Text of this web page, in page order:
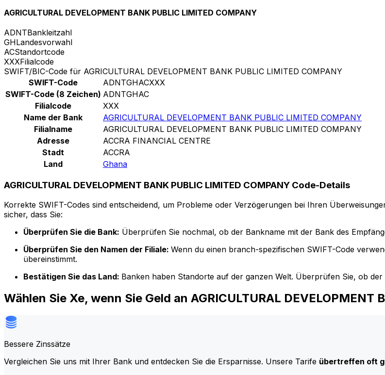
AGRICULTURAL DEVELOPMENT BANK PUBLIC LIMITED COMPANY
ADNTBankleitzahl
GHLandesvorwahl
ACStandortcode
XXXFilialcode
SWIFT/BIC-Code für AGRICULTURAL DEVELOPMENT BANK PUBLIC LIMITED COMPANY
SWIFT-Code
ADNTGHACXXX
SWIFT-Code (8 Zeichen) ADNTGHAC
Filialcode
XXX
Name der Bank
AGRICULTURAL DEVELOPMENT BANK PUBLIC LIMITED COMPANY
Filialname
AGRICULTURAL DEVELOPMENT BANK PUBLIC LIMITED COMPANY
Adresse
ACCRA FINANCIAL CENTRE
Stadt
ACCRA
Land
Ghana
AGRICULTURAL DEVELOPMENT BANK PUBLIC LIMITED COMPANY Code-Details
Korrekte SWIFT-Codes sind entscheidend, um Probleme oder Verzögerungen bei Ihren
sicher, dass Sie:
Überprüfen Sie die Bank: Überprüfen Sie nochmal, ob der Bankname mit der Bank des
Überprüfen Sie den Namen der Filiale: Wenn du einen branch-spezifischen SWIFT-Code
übereinstimmt.
Bestätigen Sie das Land: Banken haben Standorte auf der ganzen Welt. Überprüfen Sie, ob
Wählen Sie Xe, wenn Sie Geld an AGRICULTURAL DEVELOPMENT
Bessere Zinssätze
Vergleichen Sie uns mit Ihrer Bank und entdecken Sie die Ersparnisse. Unsere Tarife übertreffen oft